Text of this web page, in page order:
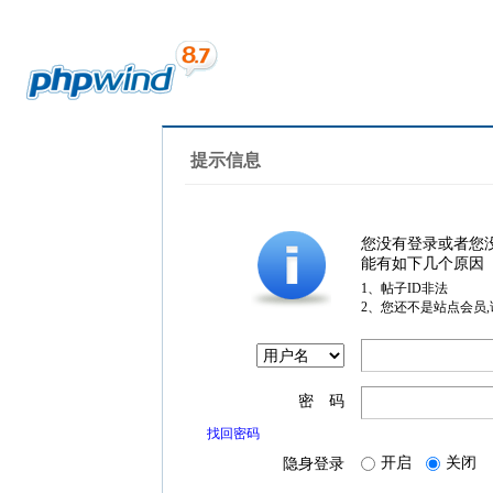
提示信息
您没有登录或者您
能有如下几个原因
1、帖子ID非法
2、您还不是站点会员
密 码
找回密码
隐身登录 开启 关闭